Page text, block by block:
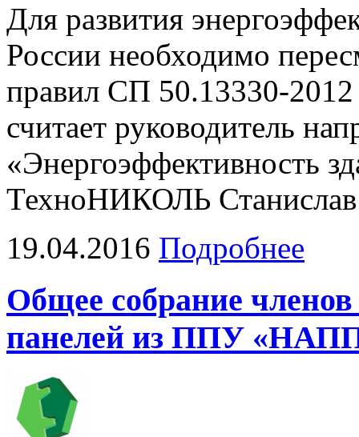
Для развития
России необходимо
правил СП 50.13330-2012
считает руководитель
«Энергоэффективность
ТехноНИКОЛЬ
19.04.2016 Подробнее
Общее собрание
панелей из ППУ